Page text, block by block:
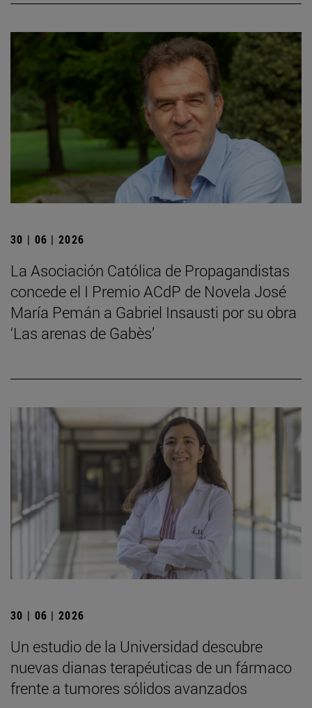
30 | 06 | 2026
La Asociación Católica de Propagandistas
concede el I Premio ACdP de Novela José
María Pemán a Gabriel Insausti por su obra
‘Las arenas de Gabès’
30 | 06 | 2026
Un estudio de la Universidad descubre
nuevas dianas terapéuticas de un fármaco
frente a tumores sólidos avanzados